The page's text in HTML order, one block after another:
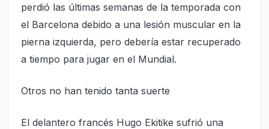
perdió las últimas semanas de la temporada con
el Barcelona debido a una lesión muscular en la
pierna izquierda, pero debería estar recuperado
a tiempo para jugar en el Mundial.
Otros no han tenido tanta suerte
El delantero francés Hugo Ekitike sufrió una